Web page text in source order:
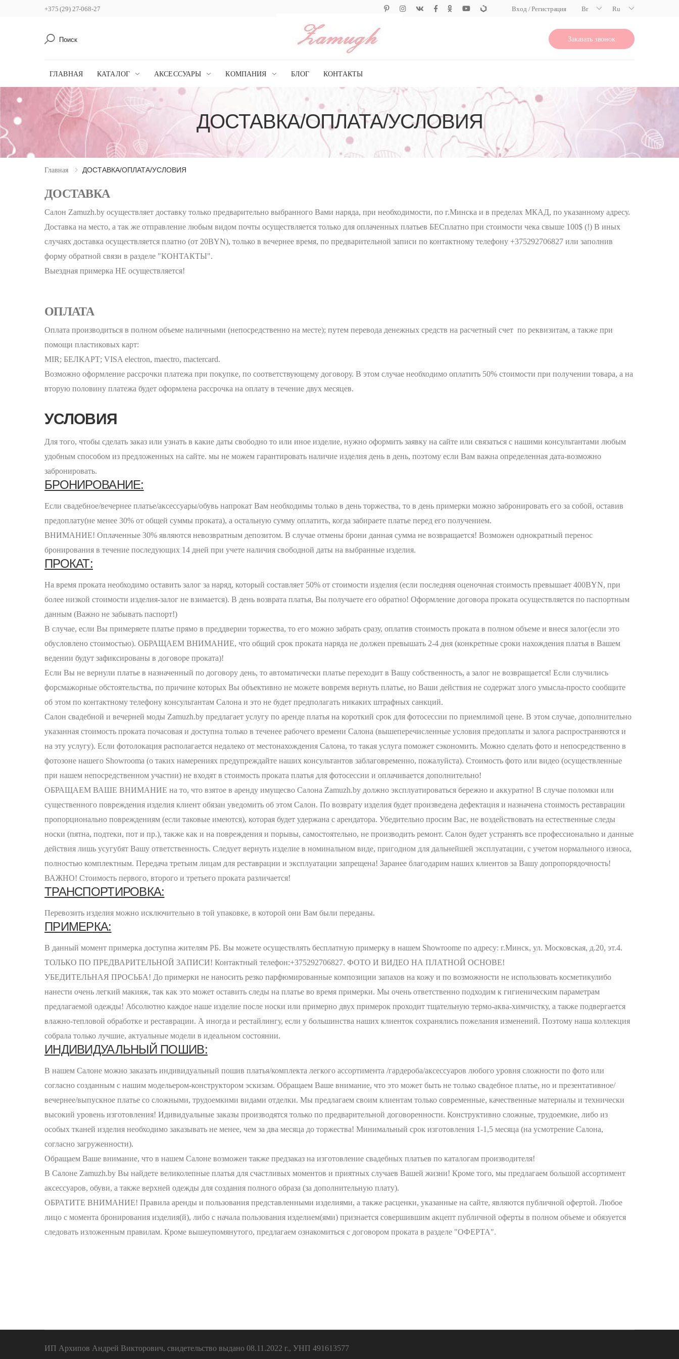
+375 (29) 27-068-27 Вход / Регистрация Br Ru
Заказать звонок
ГЛАВНАЯ КАТАЛОГ АКСЕССУАРЫ КОМПАНИЯ БЛОГ КОНТАКТЫ
ДОСТАВКА/ОПЛАТА/УСЛОВИЯ
Главная ДОСТАВКА/ОПЛАТА/УСЛОВИЯ
ДОСТАВКА
Салон Zamuzh.by осуществляет доставку только предварительно выбранного Вами наряда, при необходимости, по г.Минска и в пределах МКАД, по указанному адресу.
Доставка на место, а так же отправление любым видом почты осуществляется только для оплаченных платьев БЕСплатно при стоимости чека свыше 100$ (!) В иных
случаях доставка осуществляется платно (от 20BYN), только в вечернее время, по предварительной записи по контактному телефону +375292706827 или заполнив
форму обратной связи в разделе "КОНТАКТЫ".
Выездная примерка НЕ осуществляется!
ОПЛАТА
Оплата производиться в полном объеме наличными (непосредственно на месте); путем перевода денежных средств на расчетный счет по реквизитам, а также при
помощи пластиковых карт:
MIR; БЕЛКАРТ; VISA electron, maectro, mactercard.
Возможно оформление рассрочки платежа при покупке, по соответствующему договору. В этом случае необходимо оплатить 50% стоимости при получении товара, а на
вторую половину платежа будет оформлена рассрочка на оплату в течение двух месяцев.
УСЛОВИЯ
Для того, чтобы сделать заказ или узнать в какие даты свободно то или иное изделие, нужно оформить заявку на сайте или связаться с нашими консультантами любым
удобным способом из предложенных на сайте. мы не можем гарантировать наличие изделия день в день, поэтому если Вам важна определенная дата-возможно
забронировать.
БРОНИРОВАНИЕ:
Если свадебное/вечернее платье/аксессуары/обувь напрокат Вам необходимы только в день торжества, то в день примерки можно забронировать его за собой, оставив
предоплату(не менее 30% от общей суммы проката), а остальную сумму оплатить, когда забираете платье перед его получением.
ВНИМАНИЕ! Оплаченные 30% являются невозвратным депозитом. В случае отмены брони данная сумма не возвращается! Возможен однократный перенос
бронирования в течение последующих 14 дней при учете наличия свободной даты на выбранные изделия.
ПРОКАТ:
На время проката необходимо оставить залог за наряд, который составляет 50% от стоимости изделия (если последняя оценочная стоимость превышает 400BYN, при
более низкой стоимости изделия-залог не взимается). В день возврата платья, Вы получаете его обратно! Оформление договора проката осуществляется по паспортным
данным (Важно не забывать паспорт!)
В случае, если Вы примеряете платье прямо в преддверии торжества, то его можно забрать сразу, оплатив стоимость проката в полном объеме и внеся залог(если это
обусловлено стоимостью). ОБРАЩАЕМ ВНИМАНИЕ, что общий срок проката наряда не должен превышать 2-4 дня (конкретные сроки нахождения платья в Вашем
ведении будут зафиксированы в договоре проката)!
Если Вы не вернули платье в назначенный по договору день, то автоматически платье переходит в Вашу собственность, а залог не возвращается! Если случились
форсмажорные обстоятельства, по причине которых Вы объективно не можете вовремя вернуть платье, но Ваши действия не содержат злого умысла-просто сообщите
об этом по контактному телефону консультантам Салона и это не будет предполагать никаких штрафных санкций.
Салон свадебной и вечерней моды Zamuzh.by предлагает услугу по аренде платья на короткий срок для фотосессии по приемлимой цене. В этом случае, дополнительно
указанная стоимость проката почасовая и доступна только в теченее рабочего времени Салона (вышеперечисленные условия предоплаты и залога распространяются и
на эту услугу). Если фотолокация располагается недалеко от местонахождения Салона, то такая услуга поможет сэкономить. Можно сделать фото и непосредственно в
фотозоне нашего Showroomа (о таких намерениях предупреждайте наших консультантов заблаговременно, пожалуйста). Стоимость фото или видео (осуществленные
при нашем непосредственном участии) не входят в стоимость проката платья для фотосессии и оплачивается дополнительно!
ОБРАЩАЕМ ВАШЕ ВНИМАНИЕ на то, что взятое в аренду имущесво Салона Zamuzh.by должно эксплуатироваться бережно и аккуратно! В случае поломки или
существенного повреждения изделия клиент обязан уведомить об этом Салон. По возврату изделия будет произведена дефектация и назначена стоимость реставрации
пропорционально повреждениям (если таковые имеются), которая будет удержана с арендатора. Убедительно просим Вас, не воздействовать на естественные следы
носки (пятна, подтеки, пот и пр.), также как и на повреждения и порывы, самостоятельно, не производить ремонт. Салон будет устранять все профессионально и данные
действия лишь усугубят Вашу ответственность. Следует вернуть изделие в номинальном виде, пригодном для дальнейшей эксплуатации, с учетом нормального износа,
полностью комплектным. Передача третьим лицам для реставрации и эксплуатации запрещена! Заранее благодарим наших клиентов за Вашу допропорядочность!
ВАЖНО! Стоимость первого, второго и третьего проката различается!
ТРАНСПОРТИРОВКА:
Перевозить изделия можно исключительно в той упаковке, в которой они Вам были переданы.
ПРИМЕРКА:
В данный момент примерка доступна жителям РБ. Вы можете осуществлять бесплатную примерку в нашем Showroomе по адресу: г.Минск, ул. Московская, д.20, эт.4.
ТОЛЬКО ПО ПРЕДВАРИТЕЛЬНОЙ ЗАПИСИ! Контактный телефон:+375292706827. ФОТО И ВИДЕО НА ПЛАТНОЙ ОСНОВЕ!
УБЕДИТЕЛЬНАЯ ПРОСЬБА! До примерки не наносить резко парфюмированные композиции запахов на кожу и по возможности не использовать косметикулибо
нанести очень легкий макияж, так как это может оставить следы на платье во время примерки. Мы очень ответственно подходим к гигиеническим параметрам
предлагаемой одежды! Абсолютно каждое наше изделие после носки или примерно двух примерок проходит тщательную термо-аква-химчистку, а также подвергается
влажно-тепловой обработке и реставрации. А иногда и рестайлингу, если у большинства наших клиенток сохранялись пожелания изменений. Поэтому наша коллекция
собрала только лучшие, актуальные модели в идеальном состоянии.
ИНДИВИДУАЛЬНЫЙ ПОШИВ:
В нашем Салоне можно заказать индивидуальный пошив платья/комплекта легкого ассортимента /гардероба/аксессуаров любого уровня сложности по фото или
согласно созданным с нашим модельером-конструктором эскизам. Обращаем Ваше внимание, что это может быть не только свадебное платье, но и презентативное/
вечернее/выпускное платье со сложными, трудоемкими видами отделки. Мы предлагаем своим клиентам только современные, качественные материалы и технически
высокий уровень изготовления! Идивидуальные заказы производятся только по предварительной договоренности. Конструктивно сложные, трудоемкие, либо из
особых тканей изделия необходимо заказывать не менее, чем за два месяца до торжества! Минимальный срок изготовления 1-1,5 месяца (на усмотрение Салона,
согласно загруженности).
Обращаем Ваше внимание, что в нашем Салоне возможен также предзаказ на изготовление свадебных платьев по каталогам производителя!
В Салоне Zamuzh.by Вы найдете великолепные платья для счастливых моментов и приятных случаев Вашей жизни! Кроме того, мы предлагаем большой ассортимент
аксессуаров, обуви, а также верхней одежды для создания полного образа (за дополнительную плату).
ОБРАТИТЕ ВНИМАНИЕ! Правила аренды и пользования представленными изделиями, а также расценки, указанные на сайте, являются публичной офертой. Любое
лицо с момента бронирования изделия(й), либо с начала пользования изделием(ями) признается совершившим акцепт публичной оферты в полном объеме и обязуется
следовать изложенным правилам. Кроме вышеупомянутого, предлагаем ознакомиться с договором проката в разделе "ОФЕРТА".
ИП Архипов Андрей Викторович, свидетельство выдано 08.11.2022 г., УНП 491613577